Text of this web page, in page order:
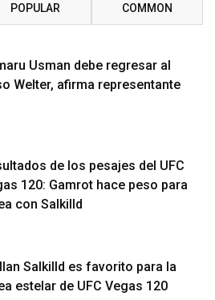
POPULAR COMMON
Usman debe regresar al
Welter, afirma representante
de los pesajes del UFC
120: Gamrot hace peso para
con Salkilld
Salkilld es favorito para la
estelar de UFC Vegas 120